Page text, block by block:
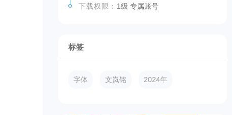
下载权限： 1级 专属账号
标签
字体 文岚铭 2024年